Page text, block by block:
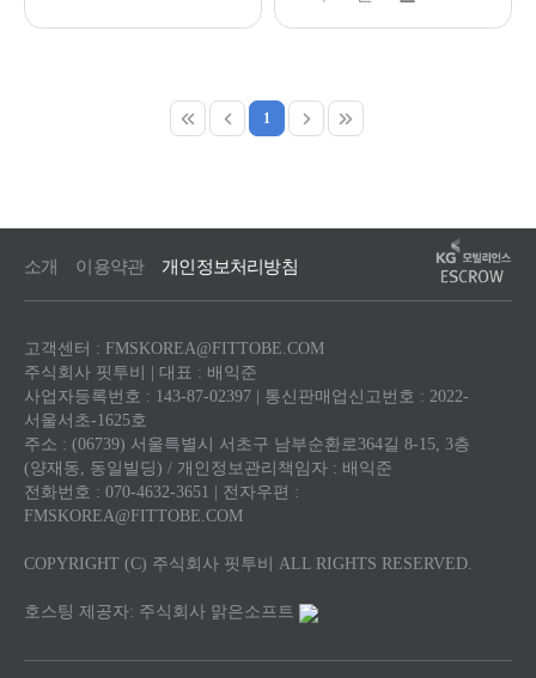
1
소개 이용약관 개인정보처리방침
고객센터 : FMSKOREA@FITTOBE.COM
주식회사 핏투비 | 대표 : 배익준
사업자등록번호 : 143-87-02397 | 통신판매업신고번호 : 2022-
서울서초-1625호
주소 : (06739) 서울특별시 서초구 남부순환로364길 8-15, 3층
(양재동, 동일빌딩) / 개인정보관리책임자 : 배익준
전화번호 : 070-4632-3651 | 전자우편 :
FMSKOREA@FITTOBE.COM
COPYRIGHT (C) 주식회사 핏투비 ALL RIGHTS RESERVED.
호스팅 제공자: 주식회사 맑은소프트